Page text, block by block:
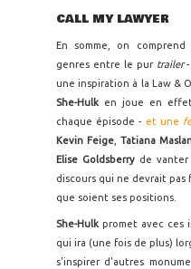
CALL MY LAWYER
En somme, on
genres entre le pur trailer
une inspiration à la Law &
She-Hulk en joue en
chaque épisode - et une
Kevin Feige Tatiana
Elise Goldsberry de
discours qui ne devrait
que soient ses positions.
She-Hulk promet avec ces
qui ira (une fois de plus)
s'inspirer d'autres